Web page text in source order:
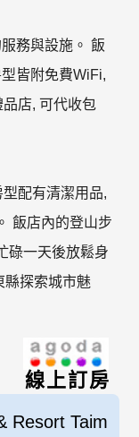
務與設施。 飯
皆附免費WiFi,
店, 可代收包
配有清潔用品,
飯店內的登山步
碌一天後放鬆身
縣探索城市魅
線上訂房
Resort Taim